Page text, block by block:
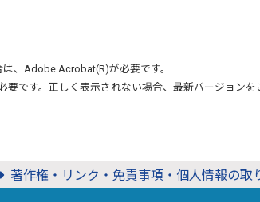
、 Adobe Acrobat(R)が必要です。
要です。正しく表示されない場合、最新バージョンを
著作権・リンク・免責事項・個人情報の取